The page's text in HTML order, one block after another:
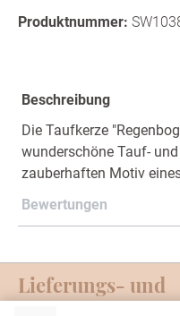
Produktnummer:
Beschreibung
Die Taufkerze
wunderschöne Tauf-
zauberhaften Motiv
Bewertungen
Lieferungs- und